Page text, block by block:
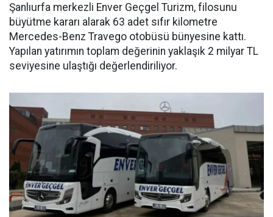
Şanlıurfa merkezli Enver Geçgel Turizm, filosunu
büyütme kararı alarak 63 adet sıfır kilometre
Mercedes-Benz Travego otobüsü bünyesine kattı.
Yapılan yatırımın toplam değerinin yaklaşık 2 milyar TL
seviyesine ulaştığı değerlendiriliyor.